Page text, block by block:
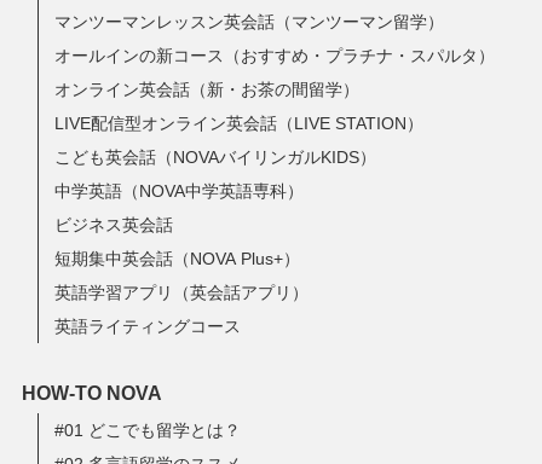
マンツーマンレッスン英会話（マンツーマン留学）
オールインの新コース（おすすめ・プラチナ・スパルタ）
オンライン英会話（新・お茶の間留学）
LIVE配信型オンライン英会話（LIVE STATION）
こども英会話（NOVAバイリンガルKIDS）
中学英語（NOVA中学英語専科）
ビジネス英会話
短期集中英会話（NOVA Plus+）
英語学習アプリ（英会話アプリ）
英語ライティングコース
HOW-TO NOVA
#01 どこでも留学とは？